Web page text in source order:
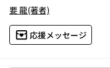
要 龍(著者)
応援メッセージ